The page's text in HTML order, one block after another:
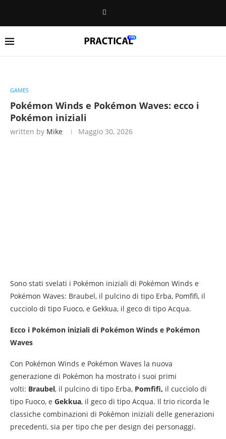
GAMES
Pokémon Winds e Pokémon Waves: ecco i
Pokémon iniziali
written by Mike Maggio 30, 2026
Sono stati svelati i Pokémon iniziali di Pokémon Winds e
Pokémon Waves: Braubel, il pulcino di tipo Erba, Pomfifi, il
cucciolo di tipo Fuoco, e Gekkua, il geco di tipo Acqua.
Ecco i Pokémon iniziali di Pokémon Winds e Pokémon
Waves
Con Pokémon Winds e Pokémon Waves la nuova
generazione di Pokémon ha mostrato i suoi primi
volti: Braubel, il pulcino di tipo Erba, Pomfifi, il cucciolo di
tipo Fuoco, e Gekkua, il geco di tipo Acqua. Il trio ricorda le
classiche combinazioni di Pokémon iniziali delle generazioni
precedenti, sia per tipo che per design dei personaggi.